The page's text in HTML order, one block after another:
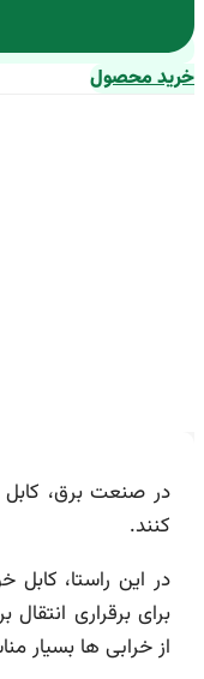
محصول
در صنعت برق، کابل ها
کنند.
در این راستا، کابل
برای برقراری انتقال
از خرابی ها بسیار